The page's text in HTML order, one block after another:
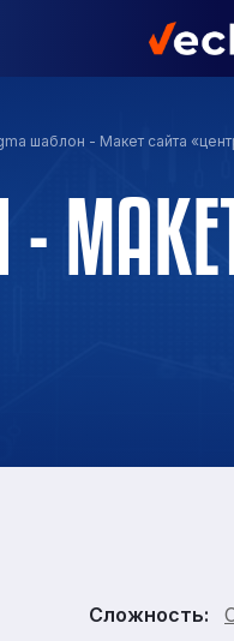
шаблон - Макет сайта
Сложность: